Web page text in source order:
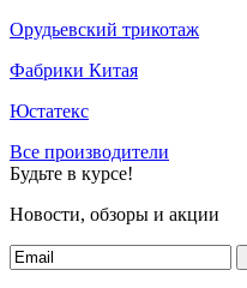
Орудьевский трикотаж
Фабрики Китая
Юстатекс
Все производители
Будьте в курсе!
Новости, обзоры и акции